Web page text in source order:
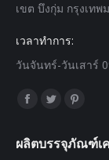
เขต บึงกุ่ม กรุงเท
เวลาทำการ:
วันจันทร์-วันเสาร์
Find us on:
Facebook
opens
Twitter
opensopens
ผลิตบรรจุภัณฑ์เ